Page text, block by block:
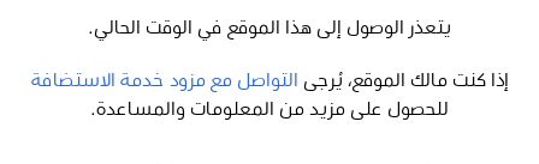
يتعذر الوصول إلى هذا الموقع في الوقت الحالي.
إذا كنت مالك الموقع، يُرجى
التواصل مع مزود خدمة الاستضافة
للحصول على مزيد من المعلومات والمساعدة.